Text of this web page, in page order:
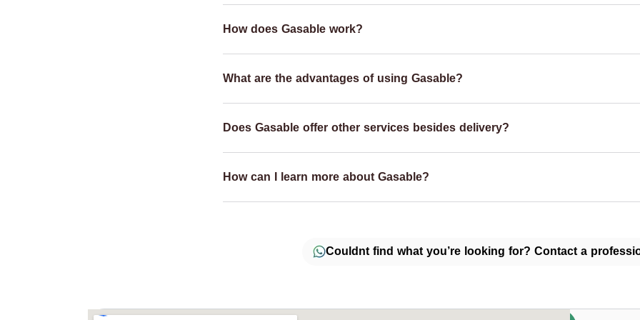
How does Gasable work?
What are the advantages of using Gasable?
Does Gasable offer other services besides delivery?
How can I learn more about Gasable?
Couldnt find what you’re looking for? Contact a